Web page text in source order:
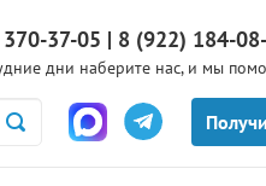
37-05 | 8 (922) 184-
дни наберите нас, и мы